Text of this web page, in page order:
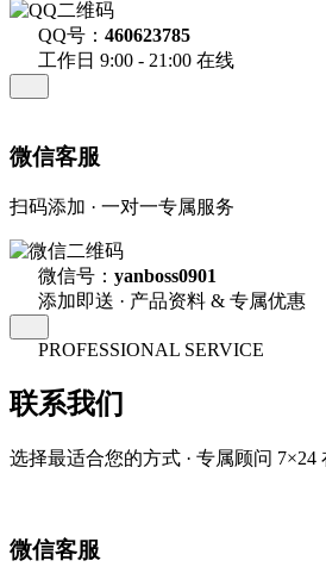
QQ号： 460623785
工作日 9:00 - 21:00 在线
微信客服
扫码添加 · 一对一专属服务
微信号： yanboss0901
添加即送 · 产品资料 & 专属优惠
PROFESSIONAL SERVICE
联系我们
选择最适合您的方式 · 专属顾问 7×24
微信客服